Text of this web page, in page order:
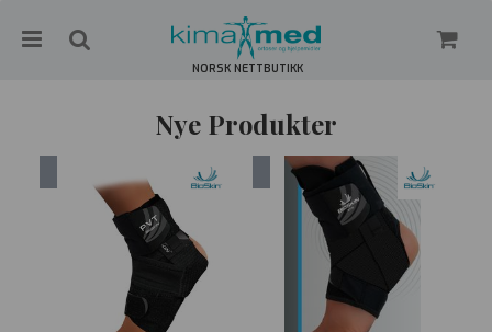
NORSK NETTBUTIKK
Nye Produkter
Nullstill
Trykk ENTER for å søke